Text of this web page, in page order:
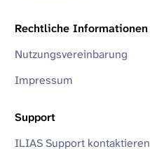
Rechtliche Informationen
Nutzungsvereinbarung
Impressum
Support
ILIAS Support kontaktieren